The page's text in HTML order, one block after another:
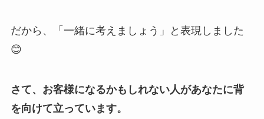
だから、「一緒に考えましょう」と表現しました
😊
さて、お客様になるかもしれない人があなたに背
を向けて立っています。